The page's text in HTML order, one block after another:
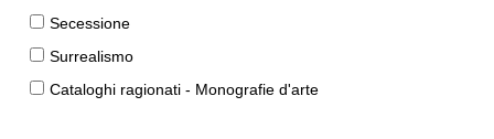
Secessione
Surrealismo
Cataloghi ragionati - Monografie d'arte